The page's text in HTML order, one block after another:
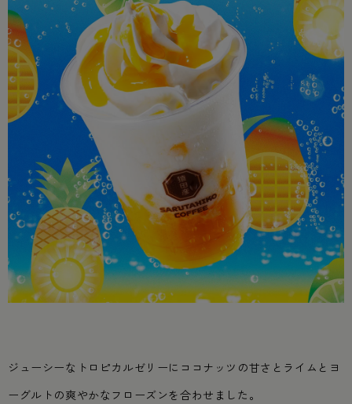
ジューシーなトロピカルゼリーにココナッツの甘さとライムとヨ
ーグルトの爽やかなフローズンを合わせました。